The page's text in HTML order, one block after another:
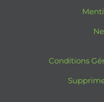
Conditions